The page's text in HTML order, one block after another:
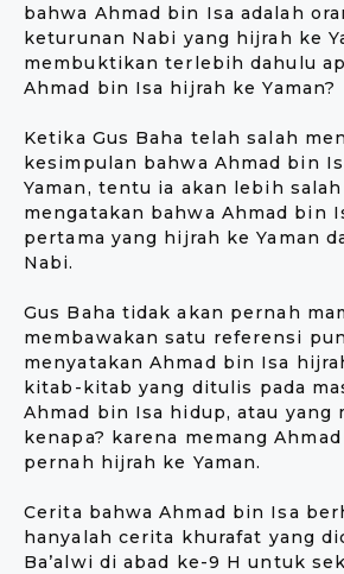
bahwa Ahmad bin Isa adalah
keturunan Nabi yang hijrah ke
membuktikan terlebih dahulu
Ahmad bin Isa hijrah ke Yaman?
Ketika Gus Baha telah salah
kesimpulan bahwa Ahmad bin
Yaman, tentu ia akan lebih
mengatakan bahwa Ahmad bin
pertama yang hijrah ke Yaman
Nabi.
Gus Baha tidak akan pernah
membawakan satu referensi
menyatakan Ahmad bin Isa
kitab-kitab yang ditulis pada
Ahmad bin Isa hidup, atau yang
kenapa? karena memang
pernah hijrah ke Yaman.
Cerita bahwa Ahmad bin Isa
hanyalah cerita khurafat yang
Ba’alwi di abad ke-9 H untuk